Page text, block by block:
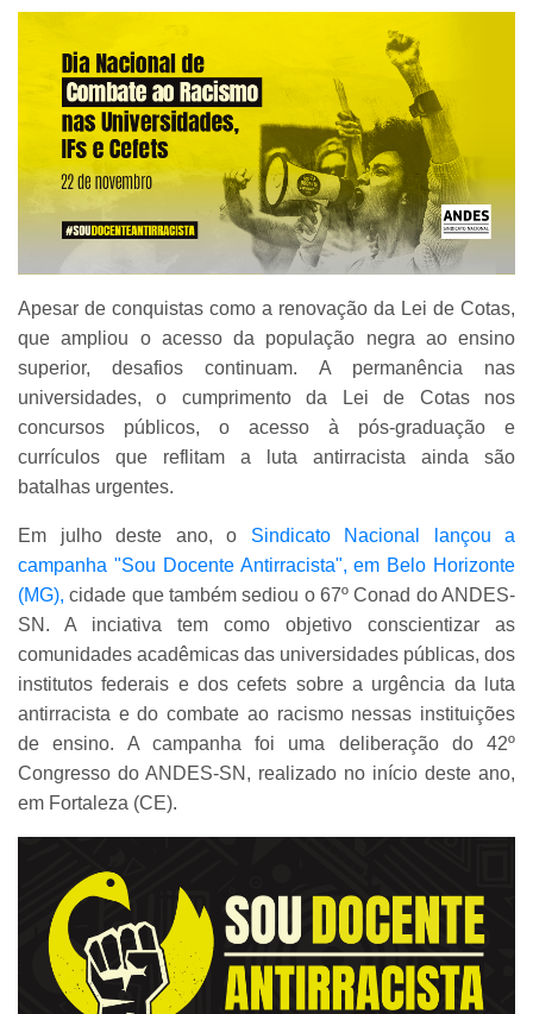
Apesar de conquistas como a renovação da Lei de Cotas,
que ampliou o acesso da população negra ao ensino
superior, desafios continuam. A permanência nas
universidades, o cumprimento da Lei de Cotas nos
concursos públicos, o acesso à pós-graduação e
currículos que reflitam a luta antirracista ainda são
batalhas urgentes.
Em julho deste ano, o Sindicato Nacional lançou a
campanha "Sou Docente Antirracista", em Belo Horizonte
(MG), cidade que também sediou o 67º Conad do ANDES-
SN. A inciativa tem como objetivo conscientizar as
comunidades acadêmicas das universidades públicas, dos
institutos federais e dos cefets sobre a urgência da luta
antirracista e do combate ao racismo nessas instituições
de ensino. A campanha foi uma deliberação do 42º
Congresso do ANDES-SN, realizado no início deste ano,
em Fortaleza (CE).